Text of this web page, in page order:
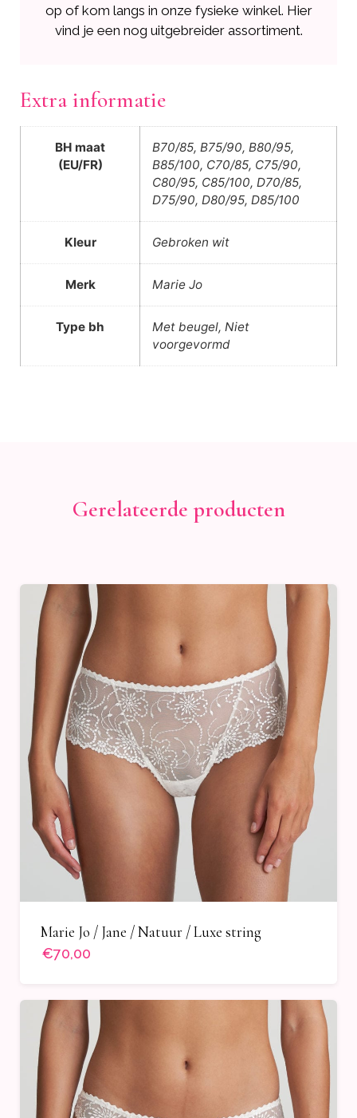
op of kom langs in onze fysieke winkel. Hier
vind je een nog uitgebreider assortiment.
Extra informatie
BH maat
(EU/FR)
B70/85, B75/90, B80/95,
B85/100, C70/85, C75/90,
C80/95, C85/100, D70/85,
D75/90, D80/95, D85/100
Kleur Gebroken wit
Merk Marie Jo
Type bh
Met beugel, Niet
voorgevormd
Gerelateerde producten
Marie Jo / Jane / Natuur / Luxe string
€70,00